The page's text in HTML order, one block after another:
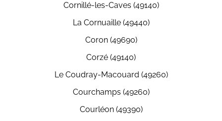
Cornillé-les-Caves (49140)
La Cornuaille (49440)
Coron (49690)
Corzé (49140)
Le Coudray-Macouard (49260)
Courchamps (49260)
Courléon (49390)